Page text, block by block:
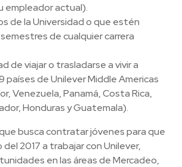
empleador actual).
de la Universidad o que estén
de cualquier carrera
de viajar o trasladarse a vivir a
países de Unilever Middle Americas
Venezuela, Panamá, Costa Rica,
Honduras y Guatemala).
busca contratar jóvenes para que
2017 a trabajar con Unilever,
en las áreas de Mercadeo,